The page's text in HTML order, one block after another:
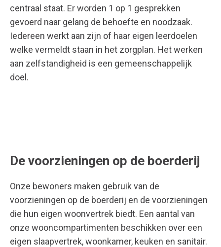
centraal staat. Er worden 1 op 1 gesprekken
gevoerd naar gelang de behoefte en noodzaak.
Iedereen werkt aan zijn of haar eigen leerdoelen
welke vermeldt staan in het zorgplan. Het werken
aan zelfstandigheid is een gemeenschappelijk
doel.
De voorzieningen op de boerderij
Onze bewoners maken gebruik van de
voorzieningen op de boerderij en de voorzieningen
die hun eigen woonvertrek biedt. Een aantal van
onze wooncompartimenten beschikken over een
eigen slaapvertrek, woonkamer, keuken en sanitair.